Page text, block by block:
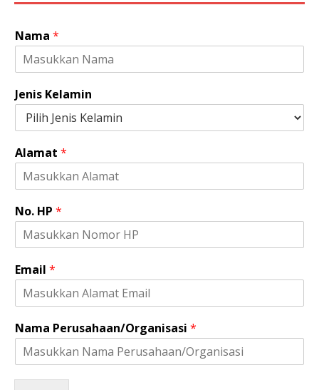
Nama *
Jenis Kelamin
Alamat *
No. HP *
Email *
E
m
i
l
Nama Perusahaan/Organisasi *